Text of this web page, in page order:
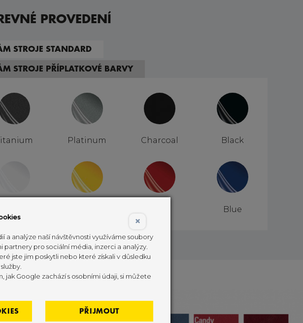
PROVEDENÍ
STROJE STANDARD
STROJE PŘÍPLATKOVÉ BARVY
Platinum Charcoal Black
Blue
×
a analýze naší návštěvnosti využíváme soubory
pro sociální média, inzerci a analýzy.
jste jim poskytli nebo které získali v důsledku
jak Google zachází s osobními údaji, si můžete
PŘIJMOUT